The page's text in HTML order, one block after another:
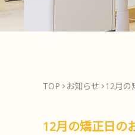
TOP お知らせ 12月の
12月の矯正日の